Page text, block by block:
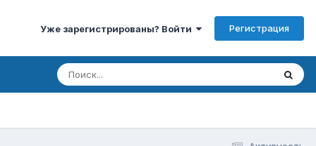
Уже зарегистрированы? Войти Регистрация